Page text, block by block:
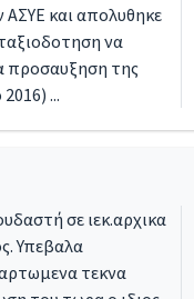
ΑΣΥΕ και απολυθηκε
να
προσαυξηση της
...
σε ιεκ.αρχικα
Υπεβαλα
τεκνα